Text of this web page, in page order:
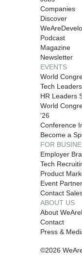
Companies
Discover
Podcast
Magazine
Newsletter
EVENTS
World
Tech
HR Leaders
World
'26
Conference
Become a
FOR
Employer
Tech
Product
Event
Contact
ABOUT US
About
Contact
Press &
©2026